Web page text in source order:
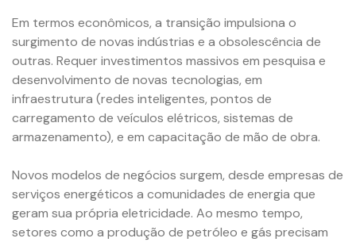
Em termos econômicos, a transição impulsiona o
surgimento de novas indústrias e a obsolescência de
outras. Requer investimentos massivos em pesquisa e
desenvolvimento de novas tecnologias, em
infraestrutura (redes inteligentes, pontos de
carregamento de veículos elétricos, sistemas de
armazenamento), e em capacitação de mão de obra.
Novos modelos de negócios surgem, desde empresas de
serviços energéticos a comunidades de energia que
geram sua própria eletricidade. Ao mesmo tempo,
setores como a produção de petróleo e gás precisam